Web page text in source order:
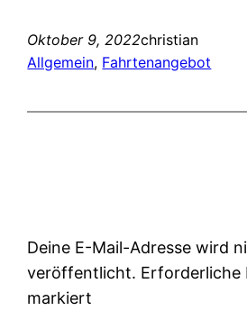
Oktober 9, 2022christian
Allgemein, Fahrtenangebot
Deine E-Mail-Adresse wird
veröffentlicht. Erforderliche
markiert